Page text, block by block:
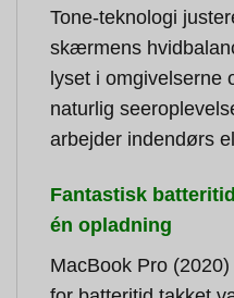
Tone-teknologi
skærmens
lyset i omgivelserne
naturlig
arbejder indendørs
Fantastisk
én opladning
MacBook Pro